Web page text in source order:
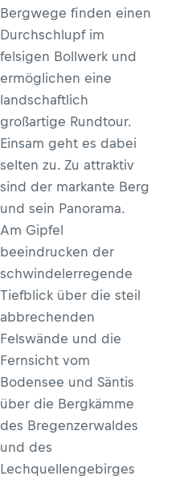
Bergwege finden einen
Durchschlupf im
felsigen Bollwerk und
ermöglichen eine
landschaftlich
großartige Rundtour.
Einsam geht es dabei
selten zu. Zu attraktiv
sind der markante Berg
und sein Panorama.
Am Gipfel
beeindrucken der
schwindelerregende
Tiefblick über die steil
abbrechenden
Felswände und die
Fernsicht vom
Bodensee und Säntis
über die Bergkämme
des Bregenzerwaldes
und des
Lechquellengebirges